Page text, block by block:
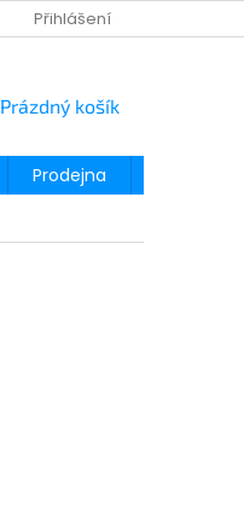
Přihlášení
NÁKUPNÍ
Prázdný košík
Prodejna